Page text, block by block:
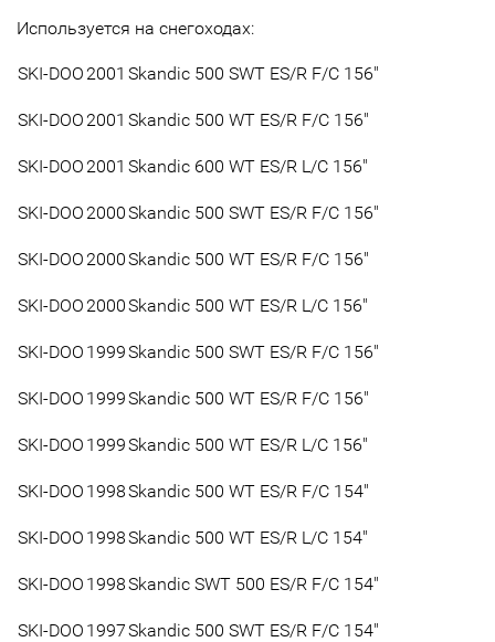
Используется на снегоходах:
SKI-DOO 2001 Skandic 500 SWT ES/R F/C 156"
SKI-DOO 2001 Skandic 500 WT ES/R F/C 156"
SKI-DOO 2001 Skandic 600 WT ES/R L/C 156"
SKI-DOO 2000Skandic 500 SWT ES/R F/C 156"
SKI-DOO 2000Skandic 500 WT ES/R F/C 156"
SKI-DOO 2000Skandic 500 WT ES/R L/C 156"
SKI-DOO 1999Skandic 500 SWT ES/R F/C 156"
SKI-DOO 1999Skandic 500 WT ES/R F/C 156"
SKI-DOO 1999Skandic 500 WT ES/R L/C 156"
SKI-DOO 1998Skandic 500 WT ES/R F/C 154"
SKI-DOO 1998Skandic 500 WT ES/R L/C 154"
SKI-DOO 1998Skandic SWT 500 ES/R F/C 154"
SKI-DOO 1997Skandic 500 SWT ES/R F/C 154"